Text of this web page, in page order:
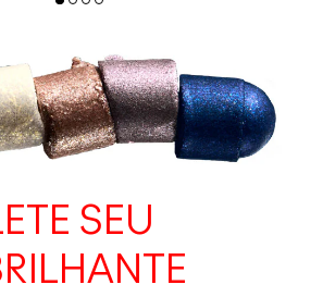
SEU